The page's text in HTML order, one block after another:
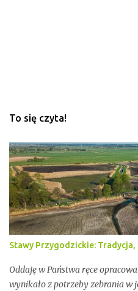
To się czyta!
Stawy Przygodzickie:
Oddaję w Państwa ręce
wynikało z potrzeby zebrania w